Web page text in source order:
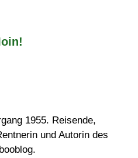
1955. Reisende,
und Autorin des